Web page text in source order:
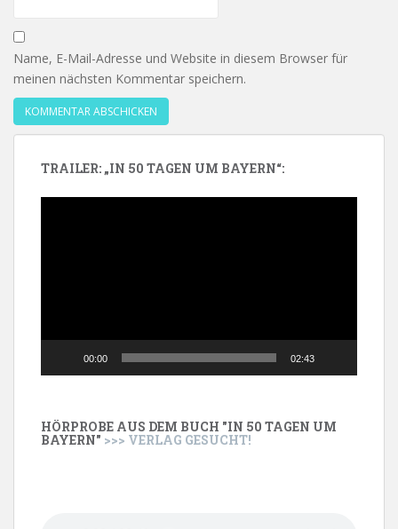
Name, E-Mail-Adresse und Website in diesem Browser für
meinen nächsten Kommentar speichern.
TRAILER: „IN 50 TAGEN UM BAYERN“:
00:00 02:43
HÖRPROBE AUS DEM BUCH "IN 50 TAGEN UM
BAYERN" >>> VERLAG GESUCHT!